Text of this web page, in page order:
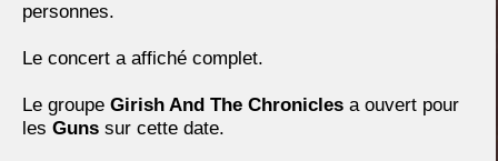
personnes.
Le concert a affiché complet.
Le groupe Girish And The Chronicles a ouvert pour
les Guns sur cette date.